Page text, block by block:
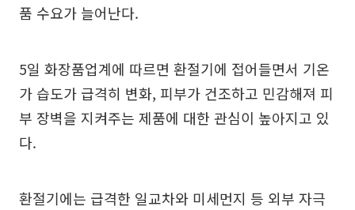
품 수요가 늘어난다.
5일 화장품업계에 따르면 환절기에 접어들면서 기온
가 습도가 급격히 변화, 피부가 건조하고 민감해져 피
부 장벽을 지켜주는 제품에 대한 관심이 높아지고 있
다.
환절기에는 급격한 일교차와 미세먼지 등 외부 자극